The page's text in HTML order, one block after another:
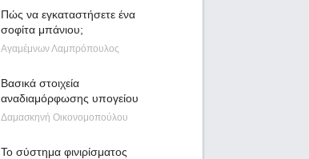
Πώς να εγκαταστήσετε ένα
σοφίτα μπάνιου;
Αγαμέμνων Λαμπρόπουλος
Βασικά στοιχεία
αναδιαμόρφωσης υπογείου
Δαμασκηνή Οικονομοπούλου
Το σύστημα φινιρίσματος